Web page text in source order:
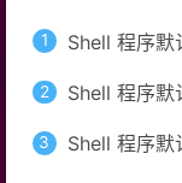
Shell 程序
Shell 程序
Shell 程序